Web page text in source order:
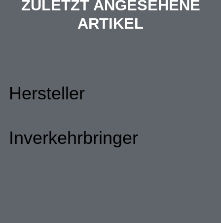
ZULETZT ANGESEHENE
ARTIKEL
Hersteller
Inverkehrbringer